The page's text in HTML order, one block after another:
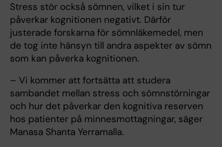
Stress stör också sömnen, vilket i sin tur
påverkar kognitionen negativt. Därför
justerade forskarna för sömnläkemedel, men
de tog inte hänsyn till andra aspekter av sömn
som kan påverka kognitionen.
– Vi kommer att fortsätta att studera
sambandet mellan stress och sömnstörningar
och hur det påverkar den kognitiva reserven
hos patienter på minnesmottagningar, säger
Manasa Shanta Yerramalla.